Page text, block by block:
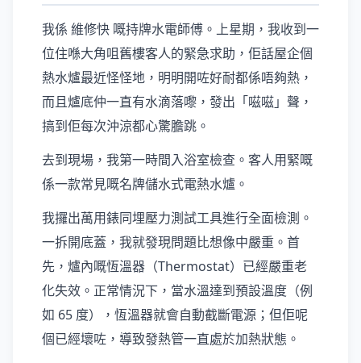
我係 維修快 嘅持牌水電師傅。上星期，我收到一
位住喺大角咀舊樓客人的緊急求助，佢話屋企個
熱水爐最近怪怪地，明明開咗好耐都係唔夠熱，
而且爐底仲一直有水滴落嚟，發出「嗞嗞」聲，
搞到佢每次沖涼都心驚膽跳。
去到現場，我第一時間入浴室檢查。客人用緊嘅
係一款常見嘅名牌儲水式電熱水爐。
我攞出萬用錶同埋壓力測試工具進行全面檢測。
一拆開底蓋，我就發現問題比想像中嚴重。首
先，爐內嘅恆溫器（Thermostat）已經嚴重老
化失效。正常情況下，當水溫達到預設溫度（例
如 65 度），恆溫器就會自動截斷電源；但佢呢
個已經壞咗，導致發熱管一直處於加熱狀態。